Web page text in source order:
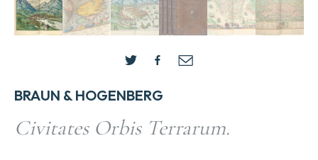
BRAUN & HOGENBERG
Civitates Orbis Terrarum.